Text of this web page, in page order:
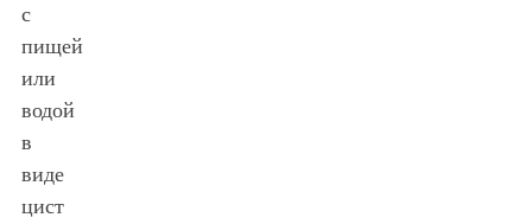
с
пищей
или
водой
в
виде
цист